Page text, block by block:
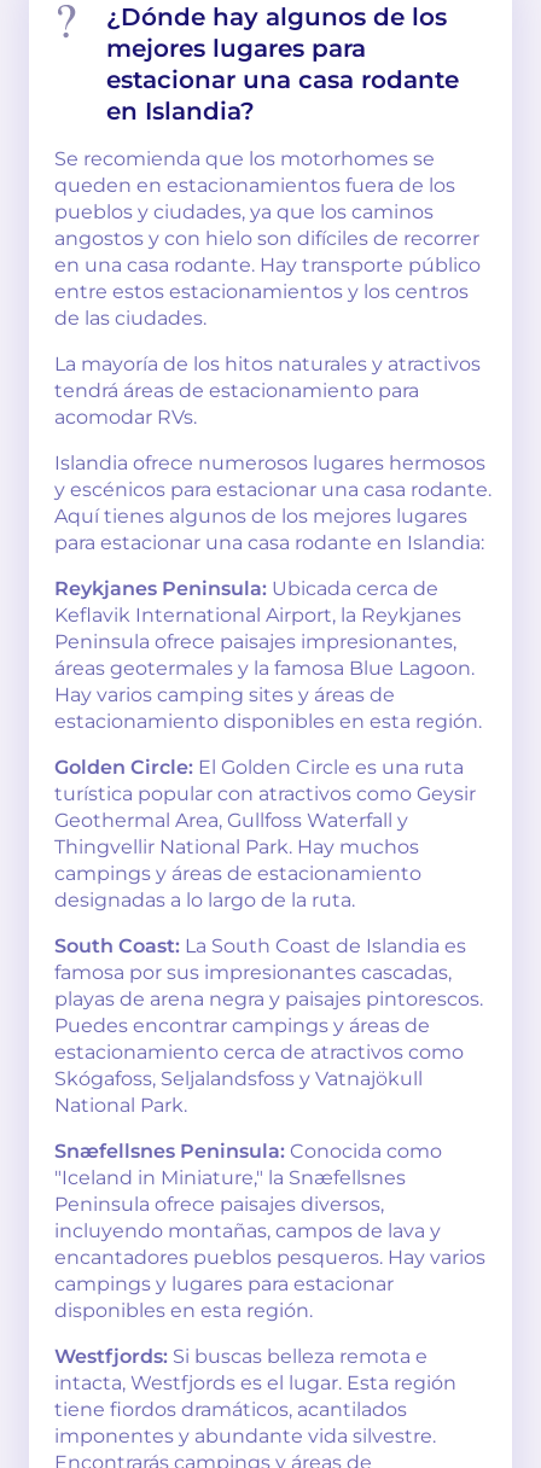
¿Dónde hay algunos de los
mejores lugares para
estacionar una casa rodante
en Islandia?
Se recomienda que los motorhomes se
queden en estacionamientos fuera de los
pueblos y ciudades, ya que los caminos
angostos y con hielo son difíciles de recorrer
en una casa rodante. Hay transporte público
entre estos estacionamientos y los centros
de las ciudades.
La mayoría de los hitos naturales y atractivos
tendrá áreas de estacionamiento para
acomodar RVs.
Islandia ofrece numerosos lugares hermosos
y escénicos para estacionar una casa rodante.
Aquí tienes algunos de los mejores lugares
para estacionar una casa rodante en Islandia:
Reykjanes Peninsula: Ubicada cerca de
Keflavik International Airport, la Reykjanes
Peninsula ofrece paisajes impresionantes,
áreas geotermales y la famosa Blue Lagoon.
Hay varios camping sites y áreas de
estacionamiento disponibles en esta región.
Golden Circle: El Golden Circle es una ruta
turística popular con atractivos como Geysir
Geothermal Area, Gullfoss Waterfall y
Thingvellir National Park. Hay muchos
campings y áreas de estacionamiento
designadas a lo largo de la ruta.
South Coast: La South Coast de Islandia es
famosa por sus impresionantes cascadas,
playas de arena negra y paisajes pintorescos.
Puedes encontrar campings y áreas de
estacionamiento cerca de atractivos como
Skógafoss, Seljalandsfoss y Vatnajökull
National Park.
Snæfellsnes Peninsula: Conocida como
"Iceland in Miniature," la Snæfellsnes
Peninsula ofrece paisajes diversos,
incluyendo montañas, campos de lava y
encantadores pueblos pesqueros. Hay varios
campings y lugares para estacionar
disponibles en esta región.
Westfjords: Si buscas belleza remota e
intacta, Westfjords es el lugar. Esta región
tiene fiordos dramáticos, acantilados
imponentes y abundante vida silvestre.
Encontrarás campings y áreas de